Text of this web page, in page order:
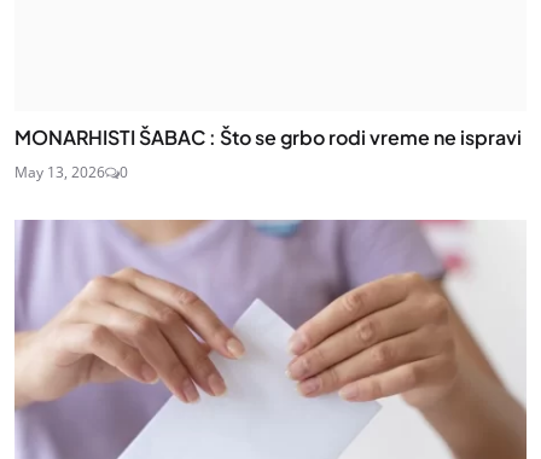
MONARHISTI ŠABAC : Što se grbo rodi vreme ne ispravi
May 13, 2026 0